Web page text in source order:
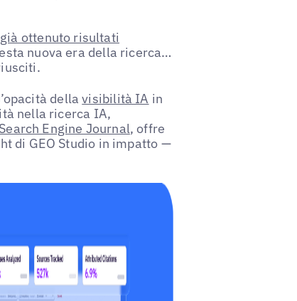
ottenuto risultati
nuova era della ricerca…
dellavisibilità IA in
nella ricerca IA,
Engine Journal, offre
di GEO Studio in impatto —